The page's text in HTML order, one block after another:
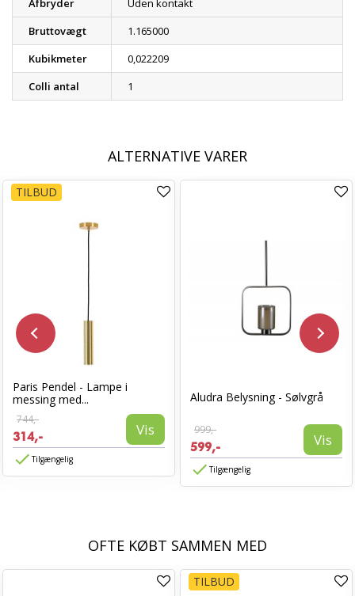
Afbryder
Uden kontakt
Bruttovægt
1.165000
Kubikmeter
0,022209
Colli antal
1
ALTERNATIVE VARER
TILBUD
Paris Pendel - Lampe i
messing med...
744,-
314,- Vis
Tilgængelig
Aludra Belysning - Sølvgrå
999,-
599,- Vis
Tilgængelig
OFTE KØBT SAMMEN MED
TILBUD